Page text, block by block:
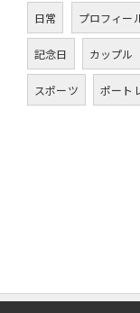
日常 プロフィー
記念日 カップル
スポーツ ポート